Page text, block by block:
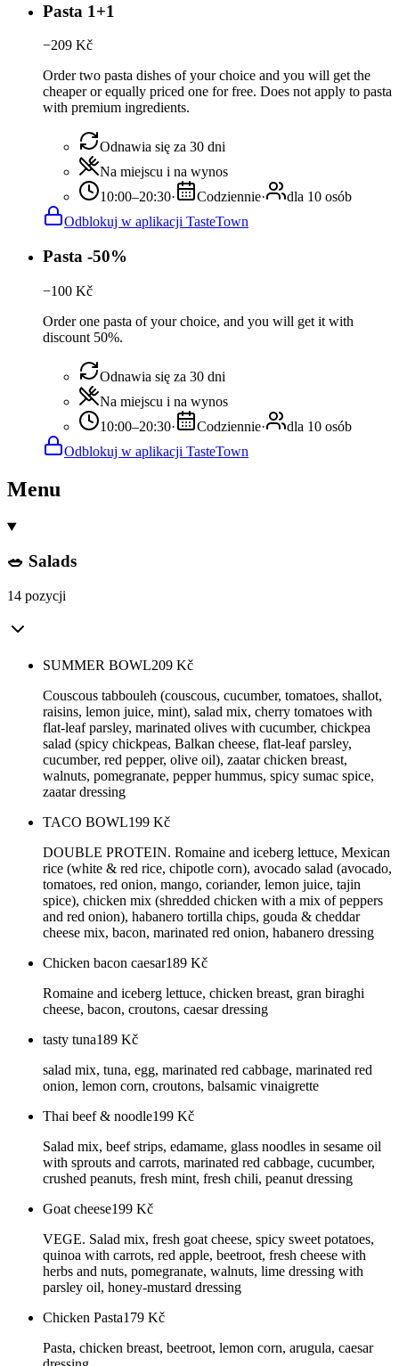
Pasta 1+1
−209 Kč
Order two pasta dishes of your choice and you will get the
cheaper or equally priced one for free. Does not apply to pasta
with premium ingredients.
Odnawia się za 30 dni
Na miejscu i na wynos
10:00–20:30· Codziennie·
dla 10 osób
Odblokuj w aplikacji TasteTown
Pasta -50%
−100 Kč
Order one pasta of your choice, and you will get it with
discount 50%.
Odnawia się za 30 dni
Na miejscu i na wynos
10:00–20:30· Codziennie·
dla 10 osób
Odblokuj w aplikacji TasteTown
Menu
🥗 Salads
14 pozycji
SUMMER BOWL209 Kč
Couscous tabbouleh (couscous, cucumber, tomatoes, shallot,
raisins, lemon juice, mint), salad mix, cherry tomatoes with
flat-leaf parsley, marinated olives with cucumber, chickpea
salad (spicy chickpeas, Balkan cheese, flat-leaf parsley,
cucumber, red pepper, olive oil), zaatar chicken breast,
walnuts, pomegranate, pepper hummus, spicy sumac spice,
zaatar dressing
TACO BOWL199 Kč
DOUBLE PROTEIN. Romaine and iceberg lettuce, Mexican
rice (white & red rice, chipotle corn), avocado salad (avocado,
tomatoes, red onion, mango, coriander, lemon juice, tajin
spice), chicken mix (shredded chicken with a mix of peppers
and red onion), habanero tortilla chips, gouda & cheddar
cheese mix, bacon, marinated red onion, habanero dressing
Chicken bacon caesar189 Kč
Romaine and iceberg lettuce, chicken breast, gran biraghi
cheese, bacon, croutons, caesar dressing
tasty tuna189 Kč
salad mix, tuna, egg, marinated red cabbage, marinated red
onion, lemon corn, croutons, balsamic vinaigrette
Thai beef & noodle199 Kč
Salad mix, beef strips, edamame, glass noodles in sesame oil
with sprouts and carrots, marinated red cabbage, cucumber,
crushed peanuts, fresh mint, fresh chili, peanut dressing
Goat cheese199 Kč
VEGE. Salad mix, fresh goat cheese, spicy sweet potatoes,
quinoa with carrots, red apple, beetroot, fresh cheese with
herbs and nuts, pomegranate, walnuts, lime dressing with
parsley oil, honey-mustard dressing
Chicken Pasta179 Kč
Pasta, chicken breast, beetroot, lemon corn, arugula, caesar